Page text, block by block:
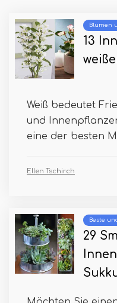
Blumen
13
Weiß bedeutet
und
eine der besten
Ellen Tschirch
Beste
29